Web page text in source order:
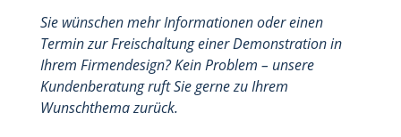
Sie wünschen mehr Informationen oder einen
Termin zur Freischaltung einer Demonstration in
Ihrem Firmendesign? Kein Problem – unsere
Kundenberatung ruft Sie gerne zu Ihrem
Wunschthema zurück.